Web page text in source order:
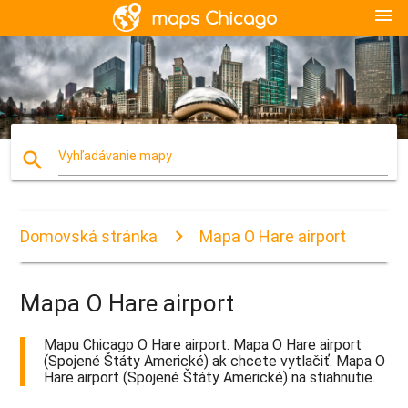
menu
search Vyhľadávanie mapy
Domovská stránka Mapa O Hare airport
Mapa O Hare airport
Mapu Chicago O Hare airport. Mapa O Hare airport
(Spojené Štáty Americké) ak chcete vytlačiť. Mapa O
Hare airport (Spojené Štáty Americké) na stiahnutie.